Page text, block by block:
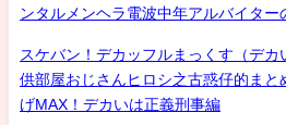
ンタルメンヘラ電波中年アルバイタ
スケバン！デカッフルまっくす（デ
供部屋おじさんヒロシ之古惑仔的まと
げMAX！デカいは正義刑事編